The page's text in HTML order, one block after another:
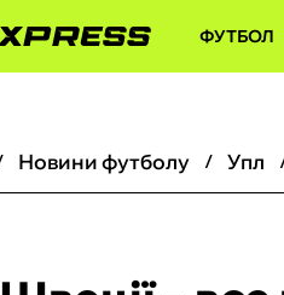
ФУТБОЛ
новини футболу упл